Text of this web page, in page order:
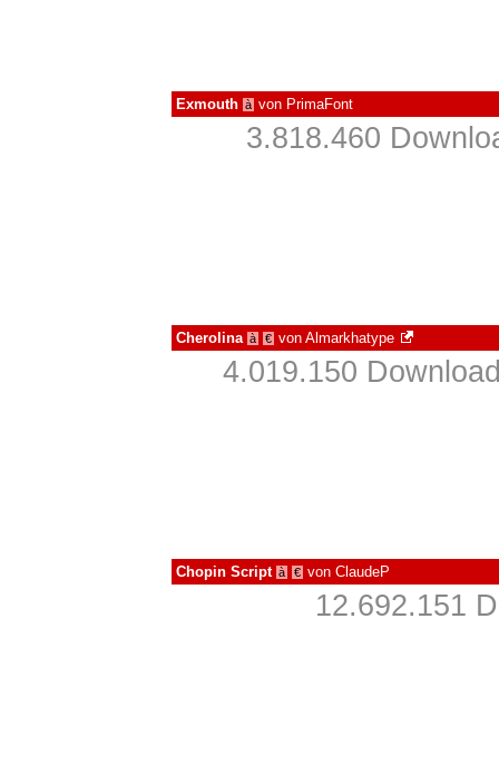
Exmouth à von PrimaFont
3.818.460
Cherolina à € von Almarkhatype
4.019.150
Chopin Script à € von ClaudeP
12.692.151